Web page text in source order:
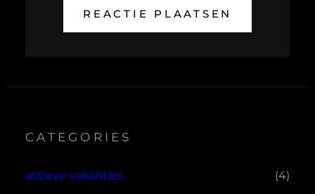
CATEGORIES
actieve vakanties (4)